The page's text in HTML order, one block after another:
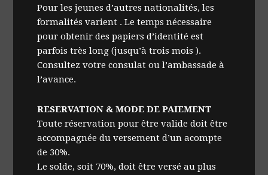
Pour les jeunes d’autres nationalités, les
formalités varient . Le temps nécessaire
pour obtenir des papiers d’identité est
parfois très long (jusqu’à trois mois ).
Consultez votre consulat ou l’ambassade à
l’avance.
RESERVATION & MODE DE PAIEMENT
Toute réservation pour être valide doit être
accompagnée du versement d’un acompte
de 30%.
Le solde, soit 70%, doit être versé au plus